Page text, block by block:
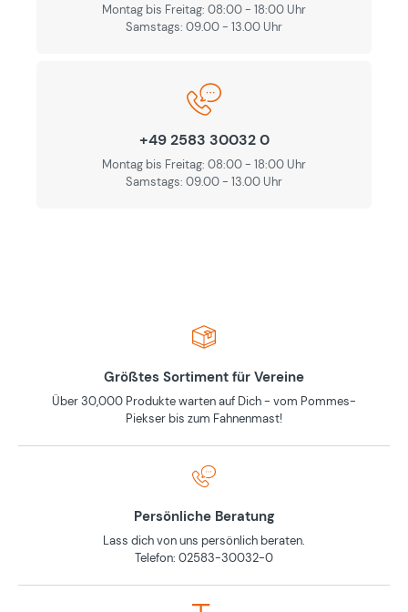
Montag bis Freitag: 08:00 - 18:00 Uhr
Samstags: 09.00 - 13.00 Uhr
+49 2583 30032 0
Montag bis Freitag: 08:00 - 18:00 Uhr
Samstags: 09.00 - 13.00 Uhr
Größtes Sortiment für Vereine
Über 30,000 Produkte warten auf Dich - vom Pommes-
Piekser bis zum Fahnenmast!
Persönliche Beratung
Lass dich von uns persönlich beraten.
Telefon: 02583-30032-0